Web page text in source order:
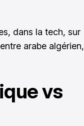
dans la tech, sur
arabe algérien,
vs